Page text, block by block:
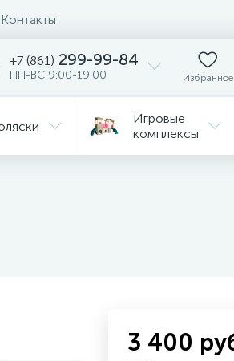
Контакты
+7 (861) 299-99-84
ПН-ВС 9:00-19:00 Избранное
Игровые
комплексы
3 400